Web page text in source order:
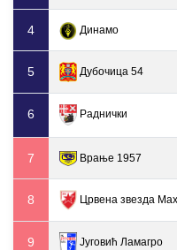
4 Динамо
5 Дубочица 54
6 Раднички
7 Врање 1957
8 Црвена звезда
9 Југовић Ламагро